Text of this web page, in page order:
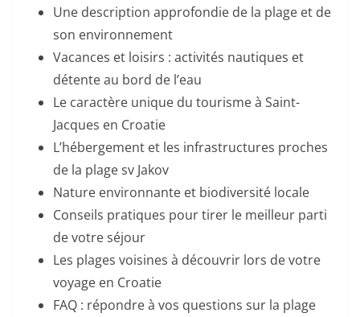
Une description approfondie de la plage et de
son environnement
Vacances et loisirs : activités nautiques et
détente au bord de l’eau
Le caractère unique du tourisme à Saint-
Jacques en Croatie
L’hébergement et les infrastructures proches
de la plage sv Jakov
Nature environnante et biodiversité locale
Conseils pratiques pour tirer le meilleur parti
de votre séjour
Les plages voisines à découvrir lors de votre
voyage en Croatie
FAQ : répondre à vos questions sur la plage